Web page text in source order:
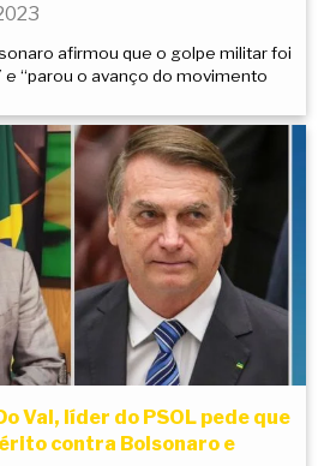
afirmou que o golpe militar foi
e “parou o avanço do movimento
Val, líder do PSOL pede que
contra Bolsonaro e